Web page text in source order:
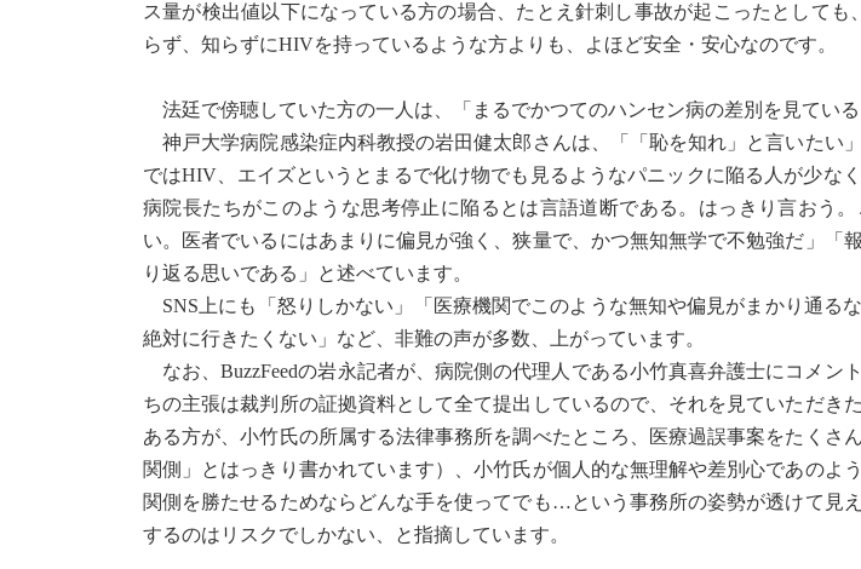
ス量が検出値以下になっている方の場合、たとえ針刺し事故が起こったとしても
らず、知らずにHIVを持っているような方よりも、よほど安全・安心なのです。
法廷で傍聴していた方の一人は、「まるでかつてのハンセン病の差別を見ている
神戸大学病院感染症内科教授の岩田健太郎さんは、「「恥を知れ」と言いたい
ではHIV、エイズというとまるで化け物でも見るようなパニックに陥る人が少な
病院長たちがこのような思考停止に陥るとは言語道断である。はっきり言おう
い。医者でいるにはあまりに偏見が強く、狭量で、かつ無知無学で不勉強だ」「
り返る思いである」と述べています。
SNS上にも「怒りしかない」「医療機関でこのような無知や偏見がまかり通る
絶対に行きたくない」など、非難の声が多数、上がっています。
なお、BuzzFeedの岩永記者が、病院側の代理人である小竹真喜弁護士にコメン
ちの主張は裁判所の証拠資料として全て提出しているので、それを見ていただき
ある方が、小竹氏の所属する法律事務所を調べたところ、医療過誤事案をたくさ
関側」とはっきり書かれています）、小竹氏が個人的な無理解や差別心であのよ
関側を勝たせるためならどんな手を使ってでも…という事務所の姿勢が透けて見
するのはリスクでしかない、と指摘しています。